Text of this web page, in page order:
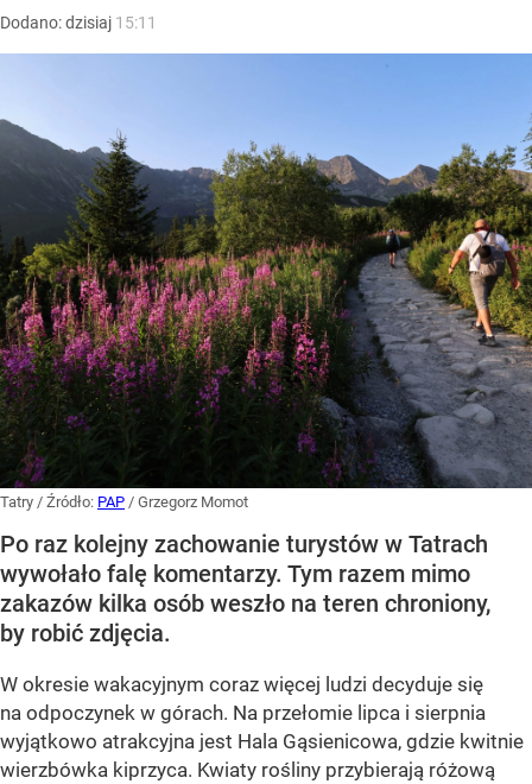
Dodano:dzisiaj 15:11
Tatry / Źródło: PAP / Grzegorz Momot
Po raz kolejny zachowanie turystów w Tatrach
wywołało falę komentarzy. Tym razem mimo
zakazów kilka osób weszło na teren chroniony,
by robić zdjęcia.
W okresie wakacyjnym coraz więcej ludzi decyduje się
na odpoczynek w górach. Na przełomie lipca i sierpnia
wyjątkowo atrakcyjna jest Hala Gąsienicowa, gdzie kwitnie
wierzbówka kiprzyca. Kwiaty rośliny przybierają różową